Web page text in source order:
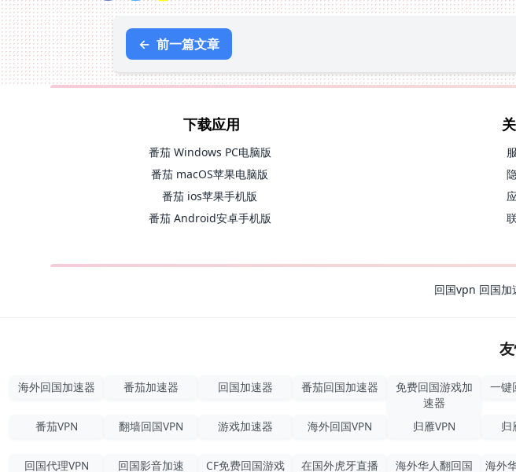
← 前一篇文章
下载应用
番茄 Windows PC电脑版
番茄 macOS苹果电脑版
番茄 ios苹果手机版
番茄 Android安卓手机版
回国vpn 回国加
海外回国加速器 番茄加速器 回国加速器 番茄回国加速器
免费回国游戏加
速器
一键
番茄VPN 翻墙回国VPN 游戏加速器 海外回国VPN 归雁VPN 归
回国代理VPN
回国影音加速 CF免费回国游戏 在国外虎牙直播 海外华人翻回国 海外